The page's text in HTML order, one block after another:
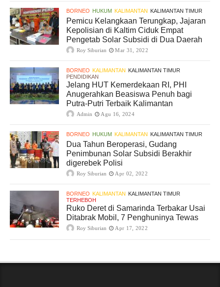
BORNEO HUKUM KALIMANTAN KALIMANTAN TIMUR
Pemicu Kelangkaan Terungkap, Jajaran
Kepolisian di Kaltim Ciduk Empat
Pengetab Solar Subsidi di Dua Daerah
Roy Siburian Mar 31, 2022
BORNEO KALIMANTAN KALIMANTAN TIMUR
PENDIDIKAN
Jelang HUT Kemerdekaan RI, PHI
Anugerahkan Beasiswa Penuh bagi
Putra-Putri Terbaik Kalimantan
Admin Agu 16, 2024
BORNEO HUKUM KALIMANTAN KALIMANTAN TIMUR
Dua Tahun Beroperasi, Gudang
Penimbunan Solar Subsidi Berakhir
digerebek Polisi
Roy Siburian Apr 02, 2022
BORNEO KALIMANTAN KALIMANTAN TIMUR
TERHEBOH
Ruko Deret di Samarinda Terbakar Usai
Ditabrak Mobil, 7 Penghuninya Tewas
Roy Siburian Apr 17, 2022